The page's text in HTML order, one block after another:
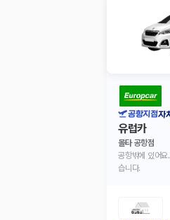
공항지점자
유럽카
몰타 공항점
공항밖에 있어
습니다.